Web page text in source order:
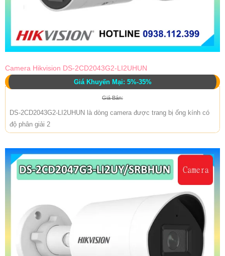
Camera Hikvision DS-2CD2043G2-LI2UHUN
Giá Khuyến Mại: 5%-35%
Giá Bán:
DS-2CD2043G2-LI2UHUN là dòng camera được trang bị ống kính có
độ phân giải 2